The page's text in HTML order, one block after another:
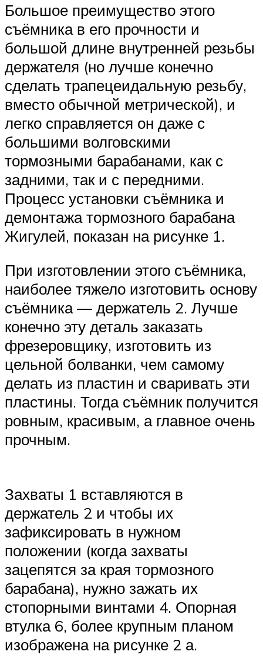
Большое преимущество этого
съёмника в его прочности и
большой длине внутренней резьбы
держателя (но лучше конечно
сделать трапецеидальную резьбу,
вместо обычной метрической), и
легко справляется он даже с
большими волговскими
тормозными барабанами, как с
задними, так и с передними.
Процесс установки съёмника и
демонтажа тормозного барабана
Жигулей, показан на рисунке 1.
При изготовлении этого съёмника,
наиболее тяжело изготовить основу
съёмника — держатель 2. Лучше
конечно эту деталь заказать
фрезеровщику, изготовить из
цельной болванки, чем самому
делать из пластин и сваривать эти
пластины. Тогда съёмник получится
ровным, красивым, а главное очень
прочным.
Захваты 1 вставляются в
держатель 2 и чтобы их
зафиксировать в нужном
положении (когда захваты
зацепятся за края тормозного
барабана), нужно зажать их
стопорными винтами 4. Опорная
втулка 6, более крупным планом
изображена на рисунке 2 а.